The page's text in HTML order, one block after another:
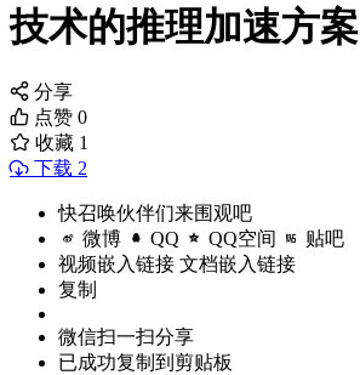
技术的推理加速方案
分享
点赞 0
收藏 1
下载 2
快召唤伙伴们来围观吧
微博 QQ QQ空间 贴吧
视频嵌入链接 文档嵌入链接
复制
微信扫一扫分享
已成功复制到剪贴板